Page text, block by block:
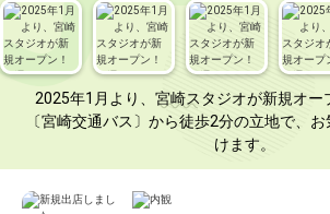
2025年1月より、宮崎スタジオが新規オー
〔宮崎交通バス〕から徒歩2分の立地で、
けます。